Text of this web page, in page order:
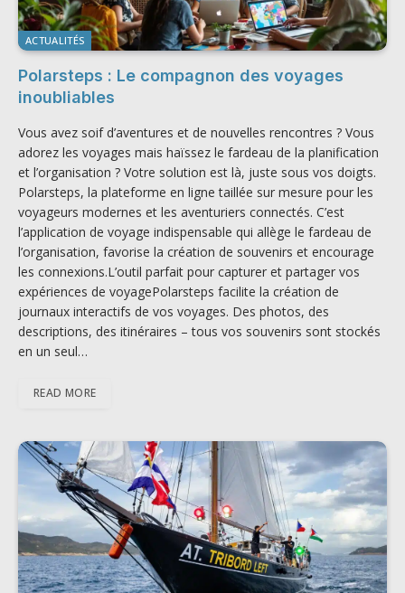
ACTUALITÉS
Polarsteps : Le compagnon des voyages
inoubliables
Vous avez soif d’aventures et de nouvelles rencontres ? Vous
adorez les voyages mais haïssez le fardeau de la planification
et l’organisation ? Votre solution est là, juste sous vos doigts.
Polarsteps, la plateforme en ligne taillée sur mesure pour les
voyageurs modernes et les aventuriers connectés. C’est
l’application de voyage indispensable qui allège le fardeau de
l’organisation, favorise la création de souvenirs et encourage
les connexions.L’outil parfait pour capturer et partager vos
expériences de voyagePolarsteps facilite la création de
journaux interactifs de vos voyages. Des photos, des
descriptions, des itinéraires – tous vos souvenirs sont stockés
en un seul…
READ MORE